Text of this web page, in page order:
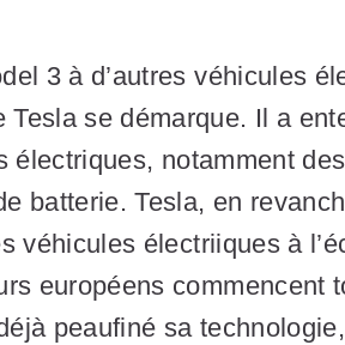
3 à d’autres véhicules
se démarque. Il a
électriques, notamment
batterie. Tesla, en
véhicules électriiques à
européens commencent
peaufiné sa